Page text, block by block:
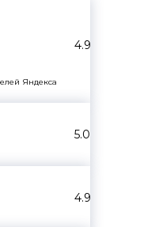
4.9
Яндекса
5.0
4.9